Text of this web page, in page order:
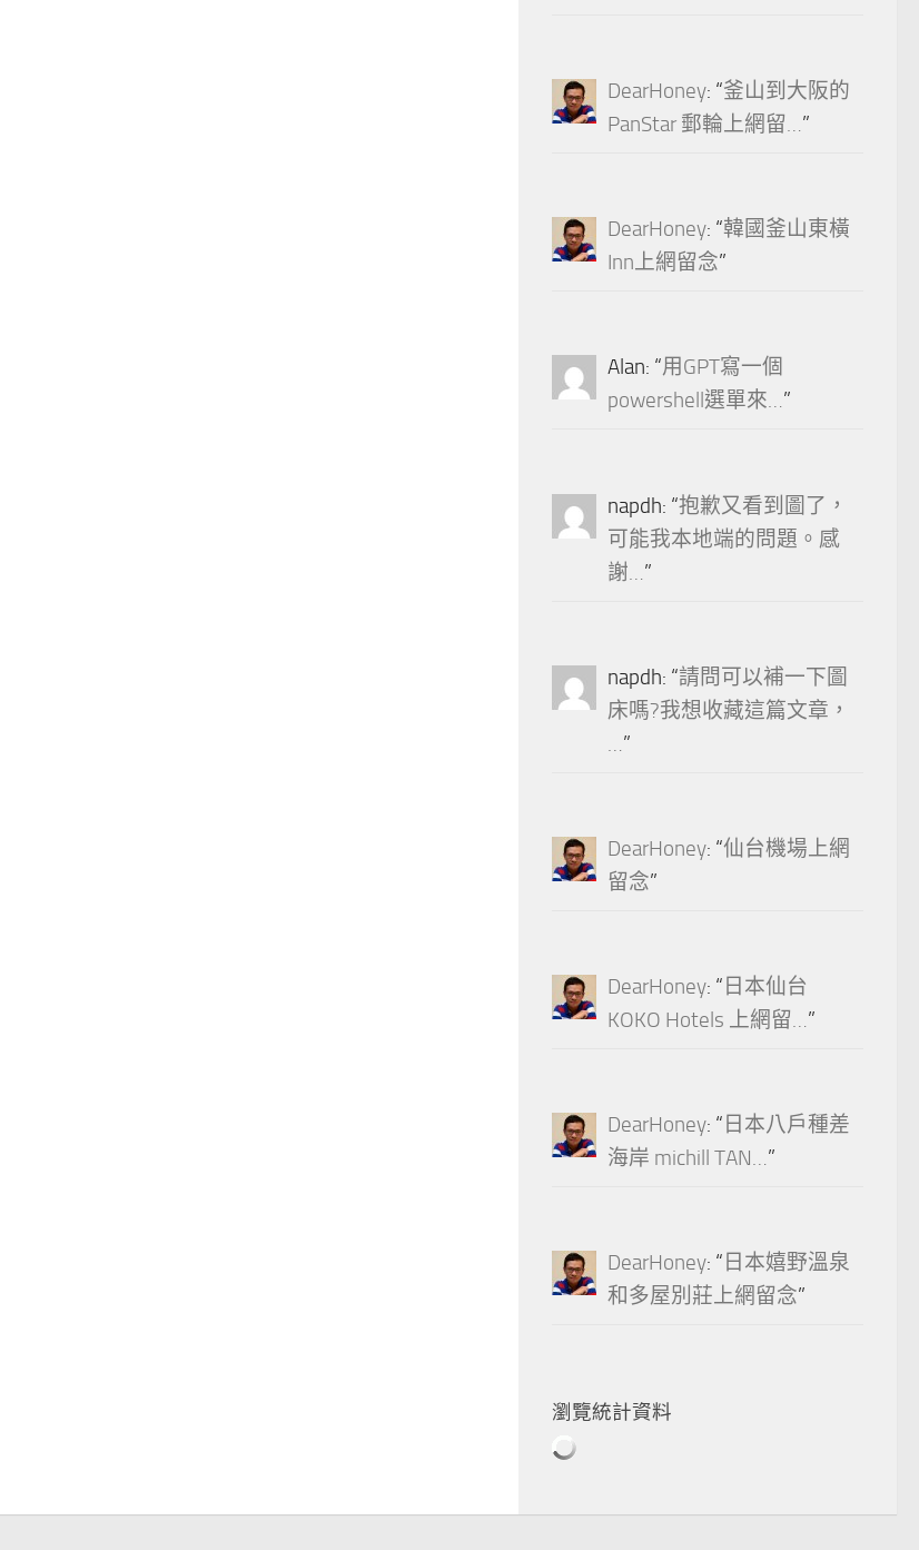
DearHoney: “釜山到大阪的
PanStar 郵輪上網留…”
DearHoney: “韓國釜山東橫
Inn上網留念”
Alan: “用GPT寫一個
powershell選單來…”
napdh: “抱歉又看到圖了，
可能我本地端的問題。感
謝…”
napdh: “請問可以補一下圖
床嗎?我想收藏這篇文章，
…”
DearHoney: “仙台機場上網
留念”
DearHoney: “ 日本仙台
KOKO Hotels 上網留…”
DearHoney: “ 日本八戶種差
海岸 michill TAN…”
DearHoney: “ 日本嬉野溫泉
和多屋別莊上網留念”
瀏覽統計資料